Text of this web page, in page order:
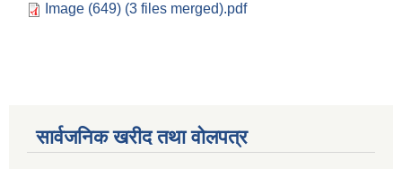
Image (649) (3 files merged).pdf
सार्वजनिक खरीद तथा वाेलपत्र